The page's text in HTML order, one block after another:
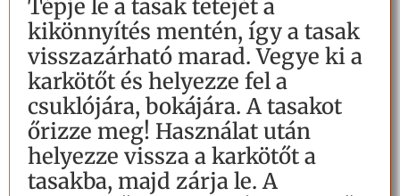
Tépje le a tasak tetejét a
kikönnyítés mentén, így a tasak
visszazárható marad. Vegye ki a
karkötőt és helyezze fel a
csuklójára, bokájára. A tasakot
őrizze meg! Használat után
helyezze vissza a karkötőt a
tasakba, majd zárja le. A